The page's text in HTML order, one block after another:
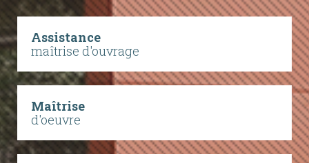
Assistance
maîtrise d'ouvrage
Maîtrise
d'oeuvre